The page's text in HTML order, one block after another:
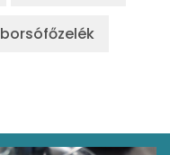
borsófőzelék